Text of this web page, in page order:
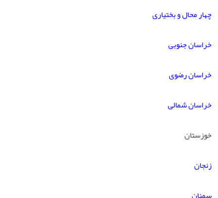
چهار محال و بختیاری
خراسان جنوبی
خراسان رضوی
خراسان شمالی
خوزستان
زنجان